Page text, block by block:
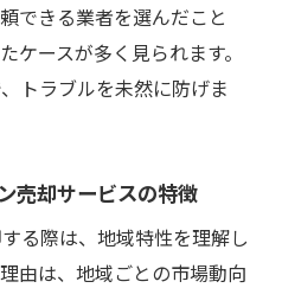
できる業者を選んだこと
ケースが多く見られます。
トラブルを未然に防げま
売却サービスの特徴
る際は、地域特性を理解し
由は、地域ごとの市場動向